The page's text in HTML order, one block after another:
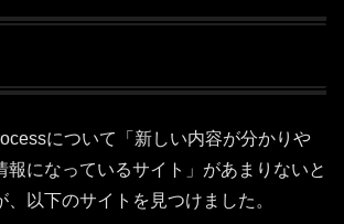
について「新しい内容が分かりや
報になっているサイト」があまりないと
以下のサイトを見つけました。